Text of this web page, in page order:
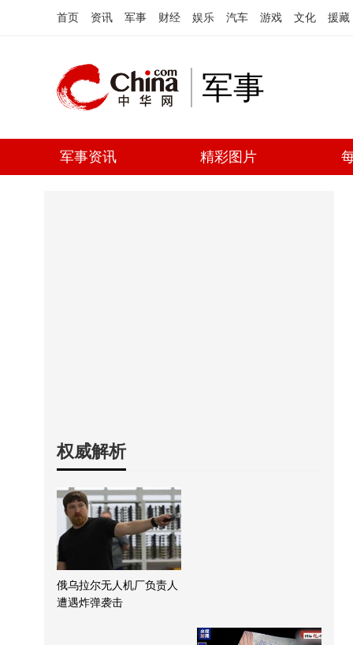
首页 资讯 军事 财经 娱乐 汽车 游戏 文化 援藏
军事
军事资讯 精彩图片
权威解析
俄乌拉尔无人机厂负责人
遭遇炸弹袭击